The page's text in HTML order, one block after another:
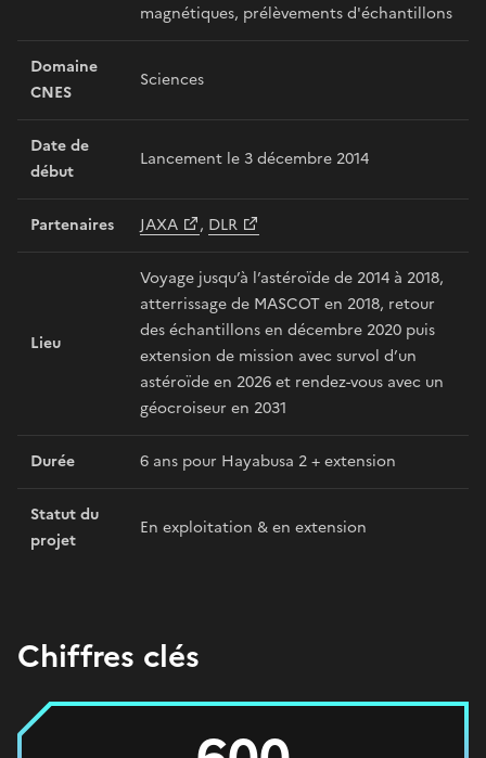
magnétiques, prélèvements d'échantillons
Domaine
CNES
Sciences
Date de
début
Lancement le 3 décembre 2014
Partenaires JAXA , DLR
Lieu
Voyage jusqu’à l’astéroïde de 2014 à 2018,
atterrissage de MASCOT en 2018, retour
des échantillons en décembre 2020 puis
extension de mission avec survol d’un
astéroïde en 2026 et rendez-vous avec un
géocroiseur en 2031
Durée 6 ans pour Hayabusa 2 + extension
Statut du
projet
En exploitation & en extension
Chiffres clés